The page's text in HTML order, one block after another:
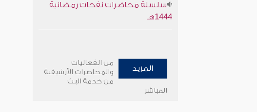
سلسلة محاضرات نفحات رمضانية
1444هـ
المزيد
من الفعاليات
والمحاضرات الأرشيفية
من خدمة البث
المباشر